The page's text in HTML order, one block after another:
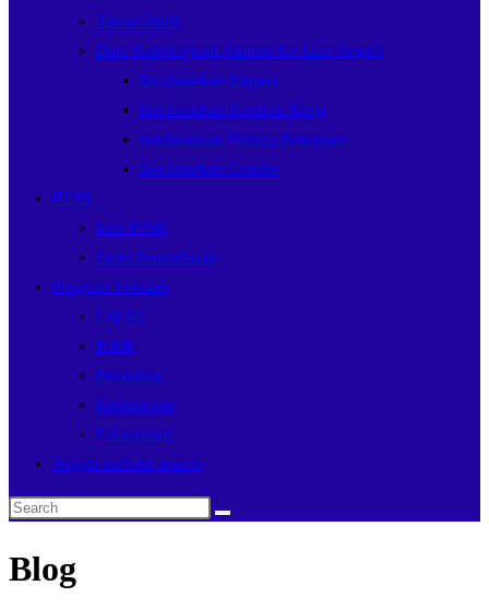
Tracer Study
Data Kebekerjaan Alumni Ke Luar Negeri
Berdasarkan Negara
Berdasarkan Kontrak Kerja
berdasarkan Bidang Pekerjaan
Berdasarkan Gender
PTSB
Info PTSB
Form Pendaftaran
Program Sekolah
LSP P1
P5BK
Pesantren
Ketarunaan
E-Learning
Toggle website search
Blog